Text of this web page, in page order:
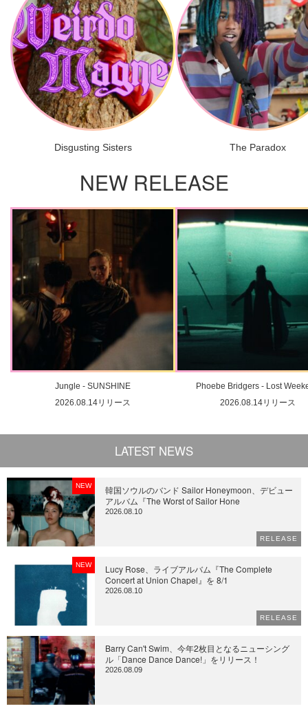
Disgusting Sisters The Paradox
NEW RELEASE
Jungle - SUNSHINE
2026.08.14リリース
Phoebe Bridgers - Lost
2026.08.14リリース
LATEST NEWS
NEW
韓国ソウルのバンド Sailor Honeymoon、デビュー
アルバム『The Worst of Sailor Hone
2026.08.10
RELEASE
NEW
Lucy Rose、ライブアルバム『The Complete
Concert at Union Chapel』を 8/1
2026.08.10
RELEASE
Barry Can't Swim、今年2枚目となるニューシング
ル「Dance Dance Dance!」をリリース！
2026.08.09